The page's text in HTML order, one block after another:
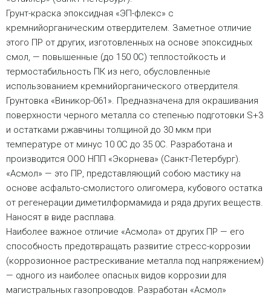
Грунт-краска эпоксидная «ЭП-флекс» с
кремнийорганическим отвердителем. Заметное отличие
этого ПР от других, изготовленных на основе эпоксидных
смол, — повышенные (до 150 0С) теплостойкость и
термостабильность ПК из него, обусловленные
использованием кремнийорганического отвердителя.
Грунтовка «Виникор-061». Предназначена для окрашивания
поверхности черного металла со степенью подготовки S+3
и остатками ржавчины толщиной до 30 мкм при
температуре от минус 10 0С до 35 0С. Разработана и
производится ООО НПП «Экорнева» (Санкт-Петербург).
«Асмол» — это ПР, представляющий собою мастику на
основе асфальто-смолистого олигомера, кубового остатка
от регенерации диметилформамида и ряда других веществ.
Наносят в виде расплава.
Наиболее важное отличие «Асмола» от других ПР — его
способность предотвращать развитие стресс-коррозии
(коррозионное растрескивание металла под напряжением)
— одного из наиболее опасных видов коррозии для
магистральных газопроводов. Разработан «Асмол»